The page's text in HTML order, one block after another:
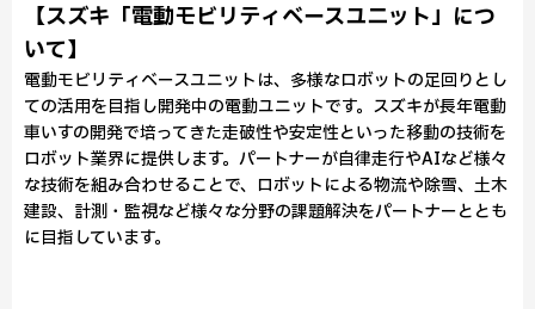
【スズキ「電動モビリティベースユニット」につ
いて】
電動モビリティベースユニットは、多様なロボットの足回りとし
ての活用を目指し開発中の電動ユニットです。スズキが長年電動
車いすの開発で培ってきた走破性や安定性といった移動の技術を
ロボット業界に提供します。パートナーが自律走行やAIなど様々
な技術を組み合わせることで、ロボットによる物流や除雪、土木
建設、計測・監視など様々な分野の課題解決をパートナーととも
に目指しています。